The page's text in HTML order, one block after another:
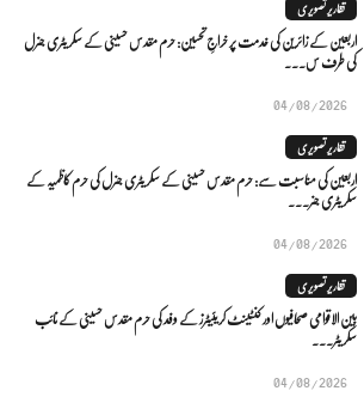
تقاریر تصویری
اربعین کے زائرین کی خدمت پر خراجِ تحسین: حرم مقدس حسینی کے سکریٹری جنرل
کی طرف س...
04/08/2026
تقاریر تصویری
اربعین کی مناسبت سے: حرم مقدس حسینی کے سکریٹری جنرل کی حرم کاظمیہ کے
سکریٹری جنر...
04/08/2026
تقاریر تصویری
بین الاقوامی صحافیوں اور کنٹینٹ کریئیٹرز کے وفد کی حرم مقدس حسینی کے نائب
سکریٹر...
04/08/2026